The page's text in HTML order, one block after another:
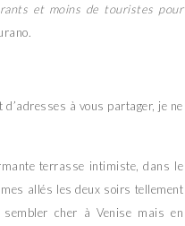
et moins de touristes pour
d’adresses à vous partager, je ne
terrasse intimiste, dans le
allés les deux soirs tellement
cher à Venise mais en